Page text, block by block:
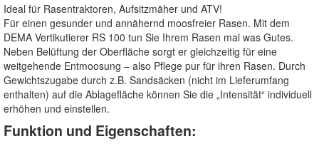
Ideal für Rasentraktoren, Aufsitzmäher und ATV!
Für einen gesunder und annähernd moosfreier Rasen. Mit dem
DEMA Vertikutierer RS 100 tun Sie Ihrem Rasen mal was Gutes.
Neben Belüftung der Oberfläche sorgt er gleichzeitig für eine
weitgehende Entmoosung – also Pflege pur für ihren Rasen. Durch
Gewichtszugabe durch z.B. Sandsäcken (nicht im Lieferumfang
enthalten) auf die Ablagefläche können Sie die „Intensität“ individuell
erhöhen und einstellen.
Funktion und Eigenschaften: